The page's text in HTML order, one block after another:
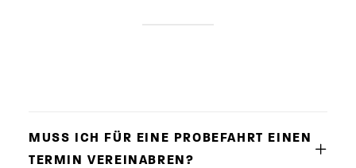
MUSS ICH FÜR EINE PROBEFAHRT EINEN
TERMIN VEREINABREN?